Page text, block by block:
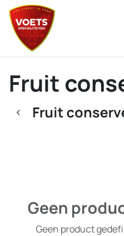
Overslaan naar inhoud
Fruit
Fruit
Geen
Geen product